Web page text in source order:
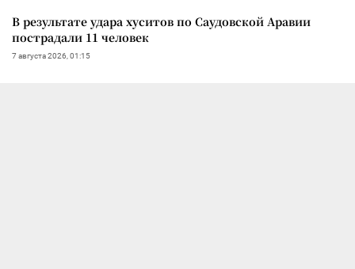
В результате удара хуситов по Саудовской Аравии
пострадали 11 человек
7 августа 2026, 01:15